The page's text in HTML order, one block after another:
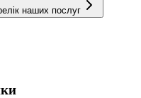
наших послуг